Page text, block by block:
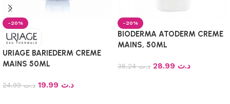
-20%
URIAGE BARIEDERM CREME
MAINS 50ML
د.ت24.99 د.ت
-20%
BIODERMA ATODERM CREME
MAINS, 50ML
د.ت36.24 د.ت